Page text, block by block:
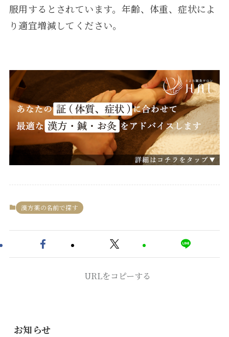
服用するとされています。年齢、体重、症状によ
り適宜増減してください。
漢方薬の名前で探す
URLをコピーする
お知らせ